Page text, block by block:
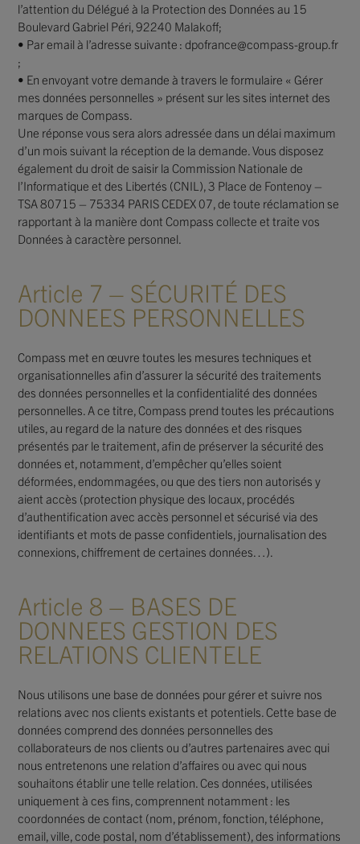
l’attention du Délégué à la Protection des Données au 15
Boulevard Gabriel Péri, 92240 Malakoff;
• Par email à l’adresse suivante : dpofrance@compass-group.fr
;
• En envoyant votre demande à travers le formulaire « Gérer
mes données personnelles » présent sur les sites internet des
marques de Compass.
Une réponse vous sera alors adressée dans un délai maximum
d’un mois suivant la réception de la demande. Vous disposez
également du droit de saisir la Commission Nationale de
l’Informatique et des Libertés (CNIL), 3 Place de Fontenoy –
TSA 80715 – 75334 PARIS CEDEX 07, de toute réclamation se
rapportant à la manière dont Compass collecte et traite vos
Données à caractère personnel.
Article 7 – SÉCURITÉ DES
DONNEES PERSONNELLES
Compass met en œuvre toutes les mesures techniques et
organisationnelles afin d’assurer la sécurité des traitements
des données personnelles et la confidentialité des données
personnelles. A ce titre, Compass prend toutes les précautions
utiles, au regard de la nature des données et des risques
présentés par le traitement, afin de préserver la sécurité des
données et, notamment, d’empêcher qu’elles soient
déformées, endommagées, ou que des tiers non autorisés y
aient accès (protection physique des locaux, procédés
d’authentification avec accès personnel et sécurisé via des
identifiants et mots de passe confidentiels, journalisation des
connexions, chiffrement de certaines données…).
Article 8 – BASES DE
DONNEES GESTION DES
RELATIONS CLIENTELE
Nous utilisons une base de données pour gérer et suivre nos
relations avec nos clients existants et potentiels. Cette base de
données comprend des données personnelles des
collaborateurs de nos clients ou d’autres partenaires avec qui
nous entretenons une relation d’affaires ou avec qui nous
souhaitons établir une telle relation. Ces données, utilisées
uniquement à ces fins, comprennent notamment : les
coordonnées de contact (nom, prénom, fonction, téléphone,
email, ville, code postal, nom d’établissement), des informations